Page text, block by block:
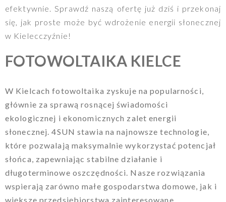
efektywnie. Sprawdź naszą ofertę już dziś i przekonaj
się, jak proste może być wdrożenie energii słonecznej
w Kielecczyźnie!
FOTOWOLTAIKA KIELCE
W Kielcach fotowoltaika zyskuje na popularności,
głównie za sprawą rosnącej świadomości
ekologicznej i ekonomicznych zalet energii
słonecznej. 4SUN stawia na najnowsze technologie,
które pozwalają maksymalnie wykorzystać potencjał
słońca, zapewniając stabilne działanie i
długoterminowe oszczędności. Nasze rozwiązania
wspierają zarówno małe gospodarstwa domowe, jak i
większe przedsiębiorstwa zainteresowane